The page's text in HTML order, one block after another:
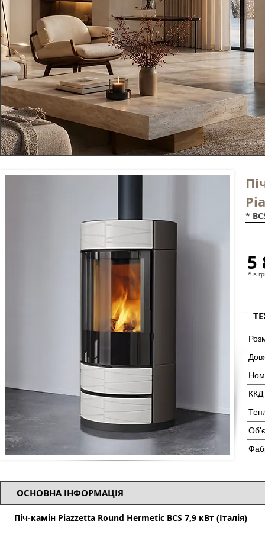
*
5
* в
ККД
ОСНОВНА ІНФОРМАЦІЯ
Піч-камін Piazzetta Round Hermetic BCS 7,9 кВт (Італія)